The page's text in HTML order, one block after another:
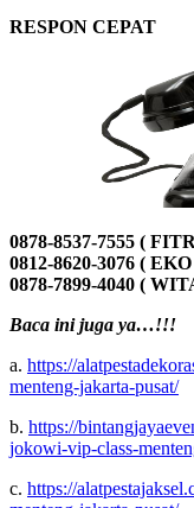
RESPON CEPAT
0878-8537-7555 (
0812-8620-3076 (
0878-7899-4040 (
Baca ini juga ya…!!!
a. https://
menteng-jakarta-pusat/
b. https://
jokowi-vip-class-
c. https://